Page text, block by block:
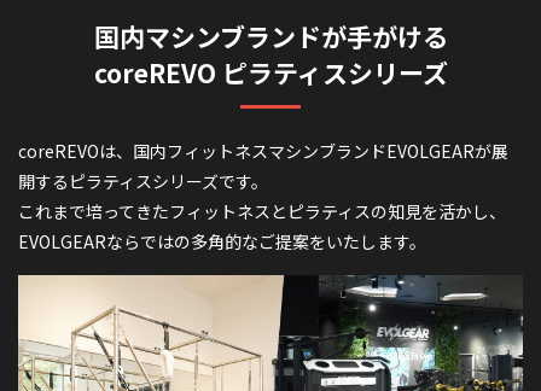
国内マシンブランドが手がける
coreREVO ピラティスシリーズ
coreREVOは、国内フィットネスマシンブランドEVOLGEARが展
開するピラティスシリーズです。
これまで培ってきたフィットネスとピラティスの知見を活かし、
EVOLGEARならではの多角的なご提案をいたします。